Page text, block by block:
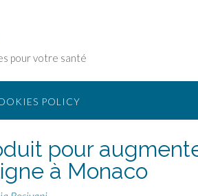
pour votre santé
POLICY
pour
à Monaco